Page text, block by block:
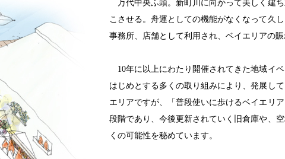
万代中央ふ頭。新町川に向かって美しく建
こさせる。舟運としての機能がなくなって久
事務所、店舗として利用され、ベイエリアの賑
10年に以上にわたり開催されてきた地域イ
はじめとする多くの取り組みにより、発展し
エリアですが、「普段使いに歩けるベイエリ
段階であり、今後更新されていく旧倉庫や、
くの可能性を秘めています。